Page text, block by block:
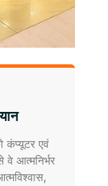
कंप्यूटर एवं
वे आत्मनिर्भर